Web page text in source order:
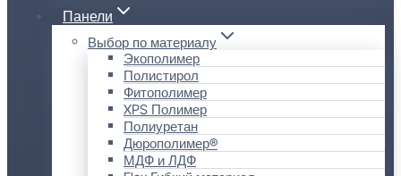
Панели
Выбор по материалу
Экополимер
Полистирол
Фитополимер
XPS Полимер
Полиуретан
Дюрополимер®
МДФ и ЛДФ